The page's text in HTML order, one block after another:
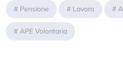
# Pensione # Lavoro #
# APE Volontaria